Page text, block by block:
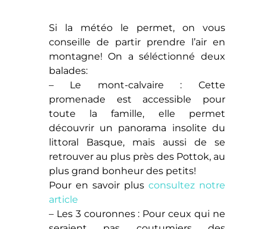
Si la météo le permet, on vous
conseille de partir prendre l’air en
montagne! On a séléctionné deux
balades:
– Le mont-calvaire : Cette
promenade est accessible pour
toute la famille, elle permet
découvrir un panorama insolite du
littoral Basque, mais aussi de se
retrouver au plus près des Pottok, au
plus grand bonheur des petits!
Pour en savoir plus consultez notre
article
– Les 3 couronnes : Pour ceux qui ne